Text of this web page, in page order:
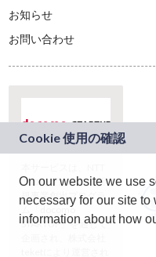
お知らせ
お問い合わせ
ドコモグループの新
規事業創出プログラ
ム「docomo
STARTUP」を通じて
On our website we use
necessary for our site
information about how